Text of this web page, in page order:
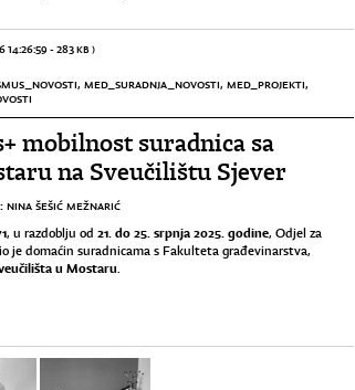
14:26:59 - 283 KB )
, MED_SURADNJA_NOVOSTI, MED_PROJEKTI,
mobilnost suradnica sa
na Sveučilištu Sjever
NINA ŠEŠIĆ MEŽNARIĆ
, u razdoblju od 21. do 25. srpnja 2025. godine, Odjel za
je domaćin suradnicama s Fakulteta građevinarstva,
u Mostaru.